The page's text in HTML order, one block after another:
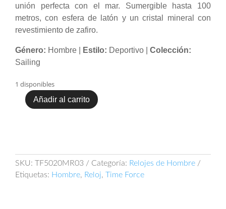
unión perfecta con el mar. Sumergible hasta 100
metros, con esfera de latón y un cristal mineral con
revestimiento de zafiro.
Género: Hombre | Estilo: Deportivo | Colección:
Sailing
1 disponibles
Time
Añadir al carrito
SKU: TF5020MR03 Categoría: Relojes de Hombre
Etiquetas: Hombre, Reloj, Time Force